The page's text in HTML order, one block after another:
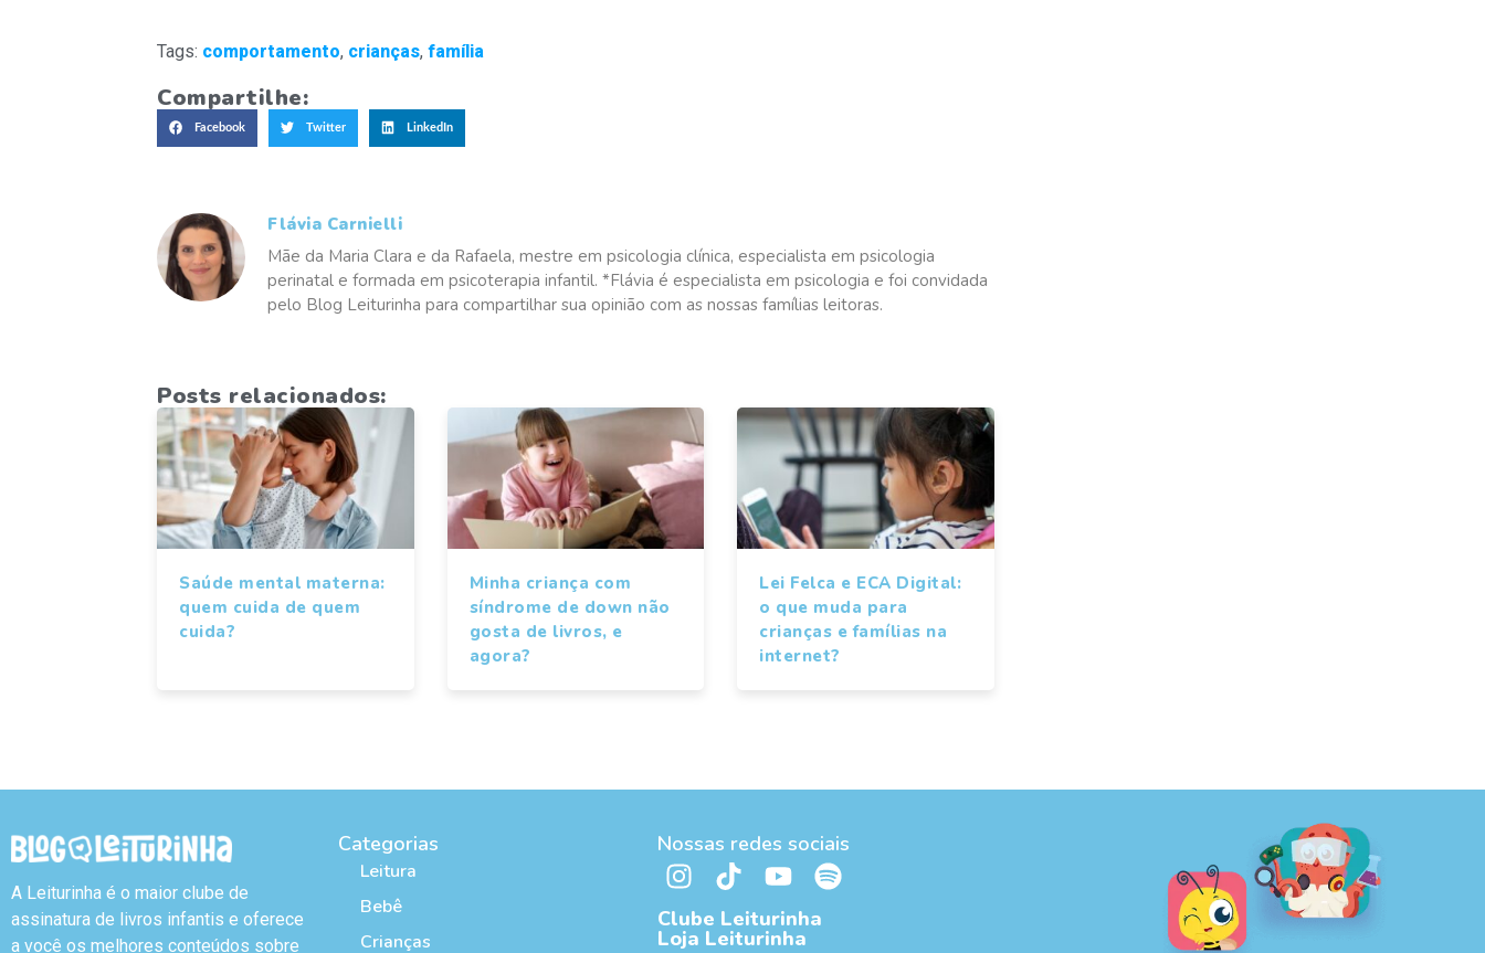
Tags: comportamento, crianças, família
Compartilhe:
Facebook Twitter LinkedIn
Flávia Carnielli
Mãe da Maria Clara e da Rafaela, mestre em psicologia clínica, especialista em psicologia
perinatal e formada em psicoterapia infantil. *Flávia é especialista em psicologia e foi convidada
pelo Blog Leiturinha para compartilhar sua opinião com as nossas famílias leitoras.
Posts relacionados:
Saúde mental materna:
quem cuida de quem
cuida?
Minha criança com
síndrome de down não
gosta de livros, e
agora?
Lei Felca e ECA Digital:
o que muda para
crianças e famílias na
internet?
A Leiturinha é o maior clube de
assinatura de livros infantis e oferece
a você os melhores conteúdos sobre
Categorias
Leitura
Bebê
Crianças
Nossas redes sociais
Clube Leiturinha
Loja Leiturinha